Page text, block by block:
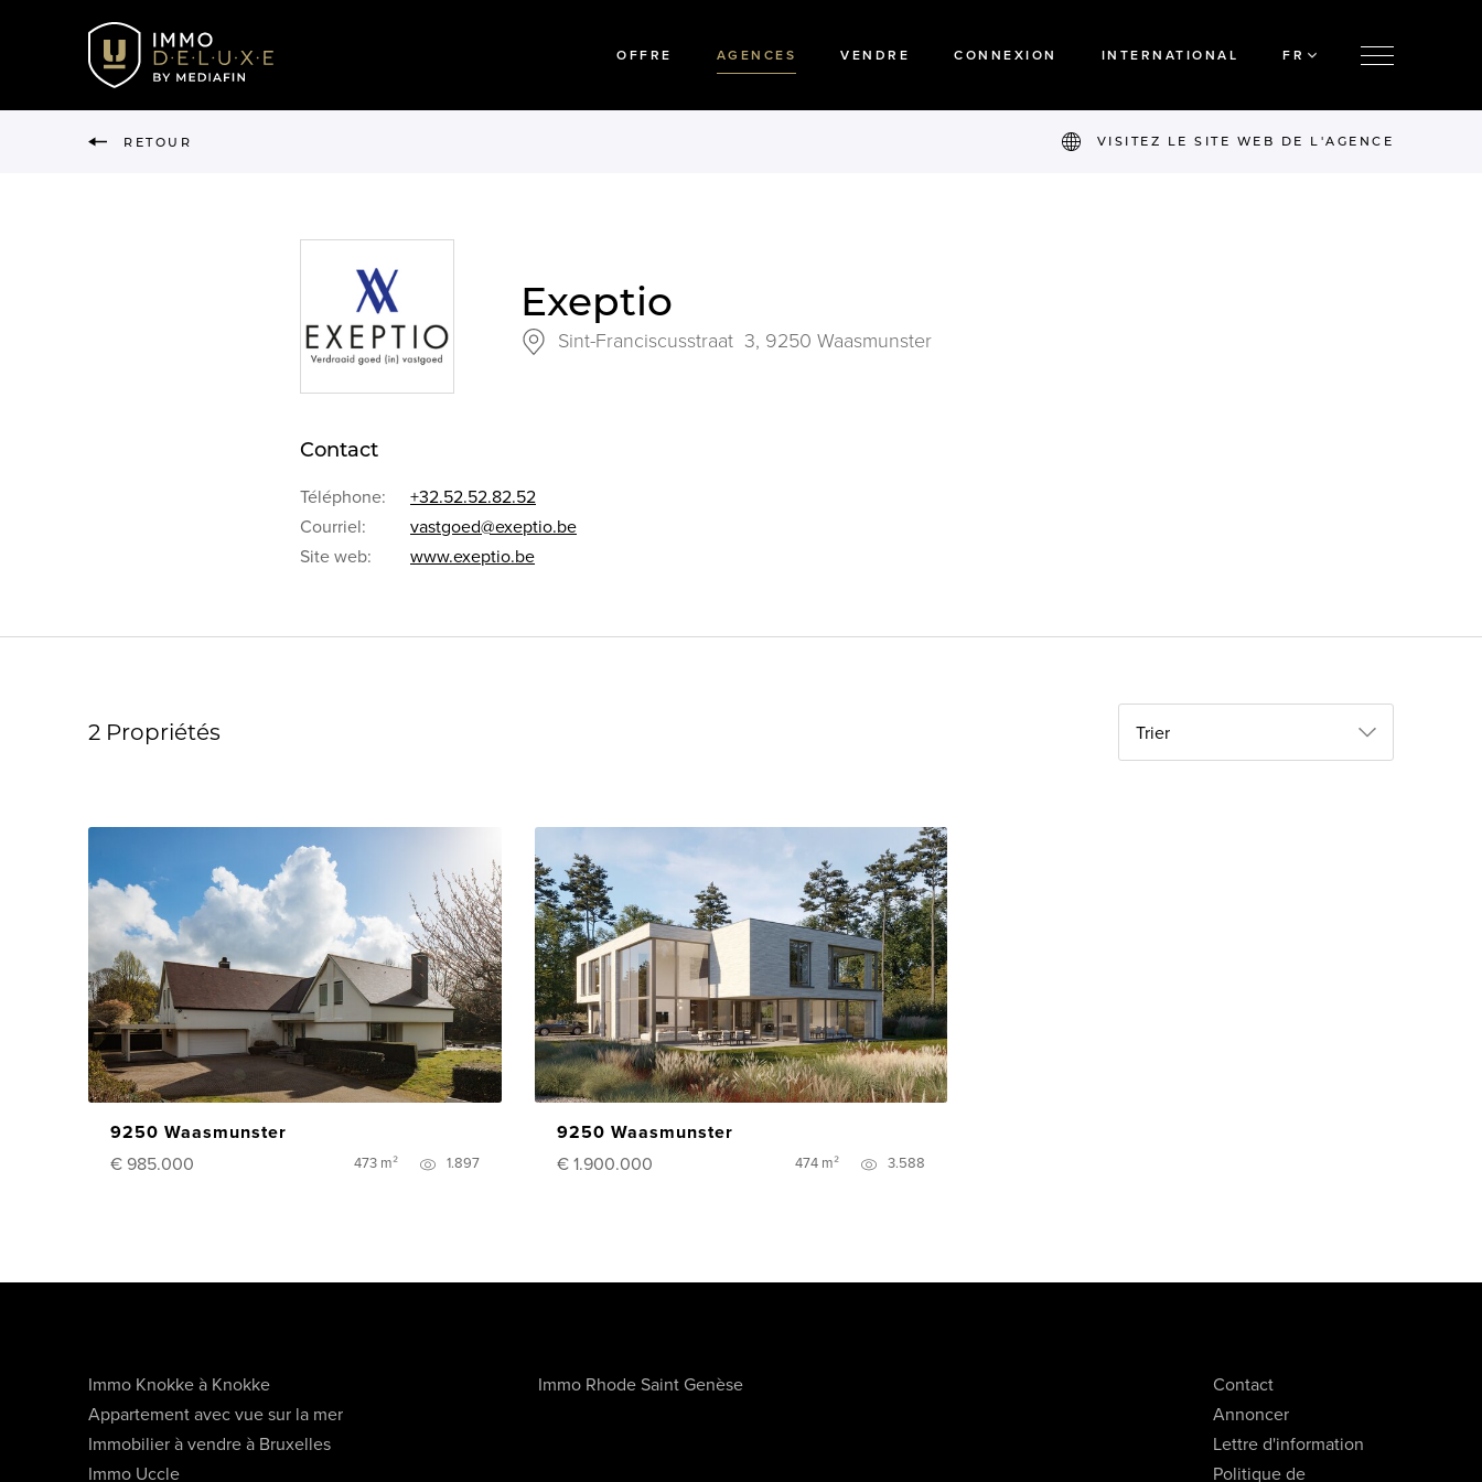
OFFRE AGENCES VENDRE CONNEXION INTERNATIONAL FR
RETOUR VISITEZ LE SITE WEB DE L'AGENCE
Exeptio
Sint-Franciscusstraat 3, 9250 Waasmunster
Contact
Téléphone:
+32.52.52.82.52
Courriel:
vastgoed@exeptio.be
Site web:
www.exeptio.be
2 Propriétés Trier
9250 Waasmunster
€ 985.000
473 m² 1.897
9250 Waasmunster
€ 1.900.000
474 m² 3.588
Immo Knokke à Knokke
Appartement avec vue sur la mer
Immobilier à vendre à Bruxelles
Immo Uccle
Immo Rhode Saint Genèse
Contact
Annoncer
Lettre d'information
Politique de